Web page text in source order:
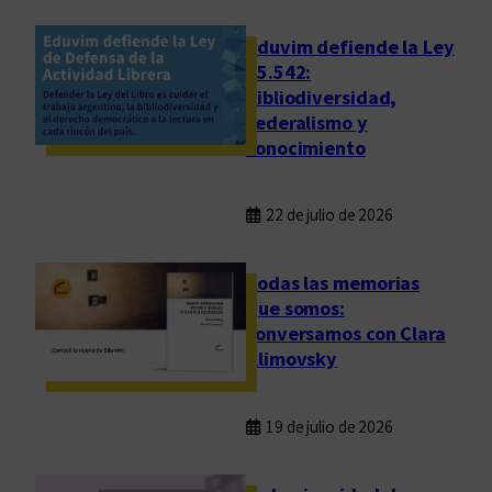
Eduvim defiende la Ley
25.542:
bibliodiversidad,
federalismo y
conocimiento
22 de julio de 2026
Todas las memorias
que somos:
conversamos con Clara
Klimovsky
19 de julio de 2026